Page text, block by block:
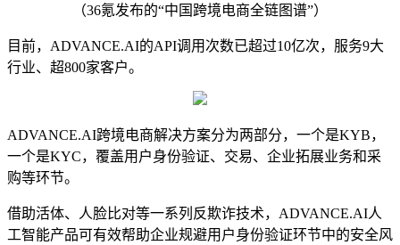
（36氪发布的“中国跨境电商全链图谱”）
目前，ADVANCE.AI的API调用次数已超过10亿次，服务9大
行业、超800家客户。
ADVANCE.AI跨境电商解决方案分为两部分，一个是KYB，
一个是KYC，覆盖用户身份验证、交易、企业拓展业务和采
购等环节。
借助活体、人脸比对等一系列反欺诈技术，ADVANCE.AI人
工智能产品可有效帮助企业规避用户身份验证环节中的安全风